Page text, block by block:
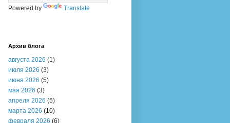
Powered by Translate
Архив блога
августа 2026 (1)
июля 2026 (3)
июня 2026 (5)
мая 2026 (3)
апреля 2026 (5)
марта 2026 (10)
февраля 2026 (6)